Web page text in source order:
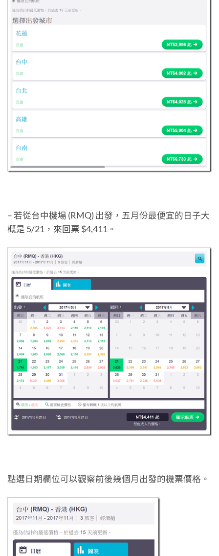
– 若從台中機場 (RMQ) 出發，五月份最便宜的日子大
概是 5/21，來回票 $4,411。
點選日期欄位可以觀察前後幾個月出發的機票價格。